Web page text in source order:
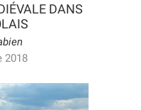
DANS
2018